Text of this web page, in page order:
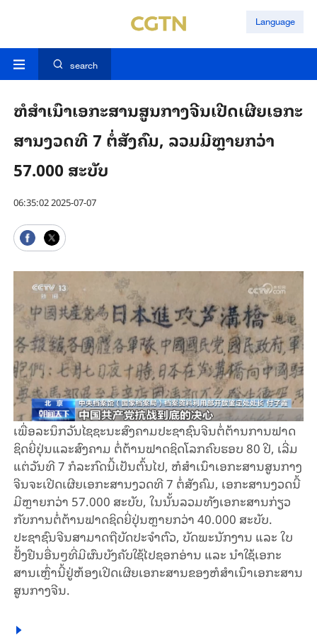
Language
search
ຫໍ​ສຳ​ເນົາ​ເອ​ກະ​ສານ​ສູນ​ກາງ​ຈີນ​ເປີດ​ເຜີຍເອ​ກະ​
ສານງວດ​ທີ 7 ຕໍ່​ສັງ​ຄົມ, ລວມ​ມີ​​ຫຼາຍກວ່າ
57.000 ສະ​ບັບ
06:35:02 2025-07-07
ເພື່ອລະນຶກວັນໄຊຊະນະສົງຄາມປະຊາຊົນຈີນຕໍ່ຕ້ານການຟາດ​
ຊິດຍີ່ປຸ່ນແລະສົງຄາມ ຕໍ່ຕ້ານຟາດຊິດໂລກຄົບຮອບ 80 ປີ, ເລີ່​ມ​
ແຕ່​ວັນ​ທີ 7 ກໍ​ລະ​ກົດ​ນີ້ເປັນ​ຕົ້ນ​ໄປ, ຫໍ​​ສຳ​ເນົາເອ​ກະ​ສານ​ສູນ​ກາງ​
ຈີນ​ຈະ​ເປີດ​ເຜີຍ​ເອ​ກະ​ສານງວດ​ທີ 7 ຕໍ່​ສັງ​ຄົມ, ເອ​ກະ​ສາ​ນງວດ​ນີ້​
ມີຫຼາຍກວ່າ 57.000 ສະ​ບັບ, ໃນ​ນັ້ນ​ລວມ​ທັງ​ເອ​ກະ​ສານ​ກ່ຽວ​
ກັບ​ການ​ຕໍ່​ຕ້ານ​​ຟາດ​ຊິດ​ຍີ່​ປຸ່ນ​ຫຼາຍກວ່າ 40.000 ສະ​ບັບ.
ປະ​ຊາ​ຊົນ​ຈີນ​ສາ​ມາດຖື​ບັດ​ປະ​ຈຳ​ຕົວ, ບັດ​ພະ​ນັກ​ງານ ແລະ ໃບ​
ຢັ້ງ​ຢືນ​ອື່ນໆ​ທີ່​ມີ​ຜົນ​ບັງ​ຄັບ​ໃຊ້​ໄ​ປ​ຊອກ​ອ່ານ ແລ​ະ ນຳ​ໃຊ້​ເອ​ກະ​
ສານ​ເຫຼົ່າ​ນີ້​ຢູ່​ຫ້ອງ​ເປີດ​​ເຜີຍ​ເອ​ກະ​ສານ​ຂອງ​ຫໍ​ສຳ​ເນົາ​ເອ​ກະ​ສານ​
ສູນ​ກາງ​ຈີນ.